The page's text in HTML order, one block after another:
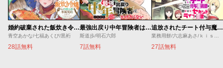
婚約破棄された飯炊き令嬢の私は冷酷公爵と専属契約しました～ですが胃袋を掴んだ結果、冷たかった公爵様がどんどん優しくなっています～
青空あかな/七福あくび/黒裄
28話無料
最強出戻り中年冒険者は、今さら命なんてかけたくない
斯道歩/明石六郎
7話無料
追放されたチート付与魔術師は気ままなセカンドライフを謳歌する。 ～俺は武器だけじゃなく、あらゆるものに『強化ポイント』を付与できるし、俺の意思でいつでも効果を解除できるけど、残った人たち大丈夫？～
業務用餅/六志麻あさ/ｋｉｓｕｉ
27話無料